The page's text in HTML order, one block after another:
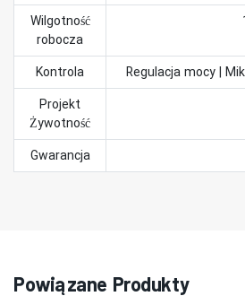
Wilgotność
robocza
Kontrola
Regulacja mocy |
Projekt
Żywotność
Gwarancja
Powiązane Produkty